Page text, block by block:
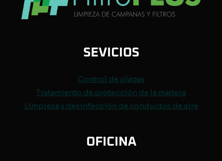
SEVICIOS
Control de plagas
Tratamiento de protección de la madera
Limpieza y desinfección de conductos de aire
OFICINA